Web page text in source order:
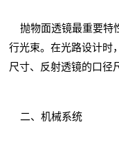
抛物面透镜最重要特
行光束。在光路设计时
尺寸、反射透镜的口径
二、机械系统